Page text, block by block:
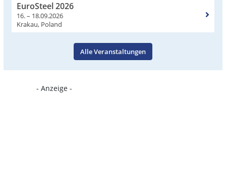
EuroSteel 2026
16. – 18.09.2026
Krakau, Poland
Alle Veranstaltungen
- Anzeige -